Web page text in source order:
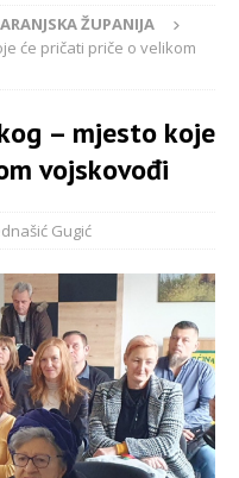
ŽUPANIJA
će pričati priče o velikom
– mjesto koje
vojskovođi
Gugić